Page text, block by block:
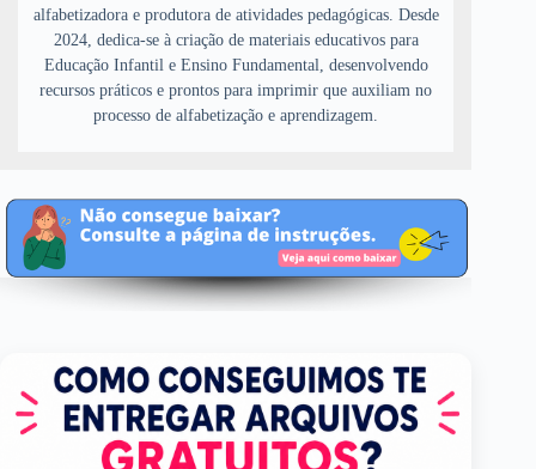
alfabetizadora e produtora de atividades pedagógicas. Desde
2024, dedica-se à criação de materiais educativos para
Educação Infantil e Ensino Fundamental, desenvolvendo
recursos práticos e prontos para imprimir que auxiliam no
processo de alfabetização e aprendizagem.